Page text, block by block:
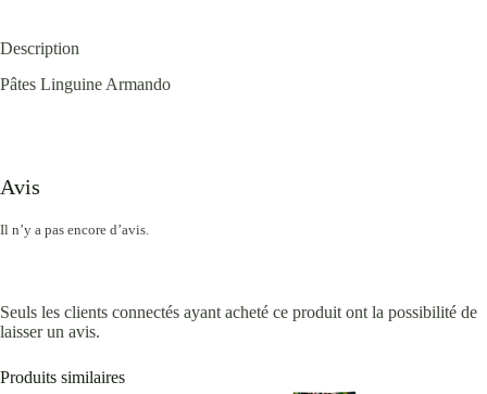
Description
Pâtes Linguine Armando
Avis
Il n’y a pas encore d’avis.
Seuls les clients connectés ayant acheté ce produit ont la possibilité de
laisser un avis.
Produits similaires